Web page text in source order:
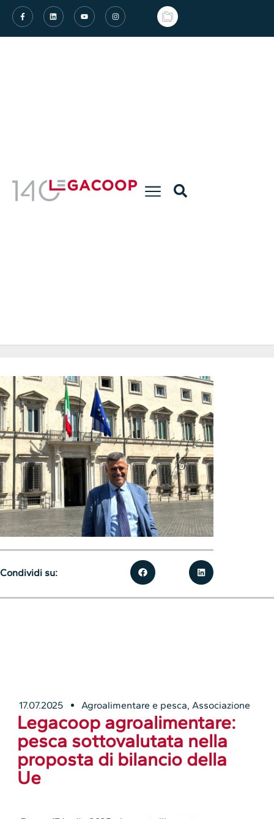
17.07.2025 Agroalimentare e pesca, Associazione
Legacoop agroalimentare:
pesca sottovalutata nella
proposta di bilancio della
Ue
Condividi su: